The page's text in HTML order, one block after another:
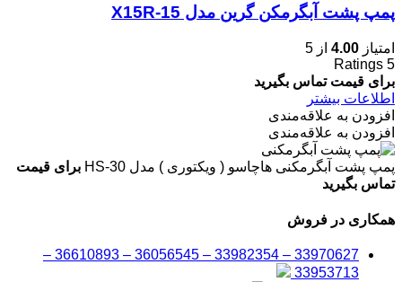
پمپ پشت آبگرمکن گرین مدل X15R-15
امتیاز 4.00 از 5
5
Ratings
برای قیمت تماس بگیرید
اطلاعات بیشتر
افزودن به علاقه‌مندی
افزودن به علاقه‌مندی
پمپ پشت آبگرمکنی هاچاسو ( ویکتوری ) مدل HS-30
برای قیمت
تماس بگیرید
همکاری در فروش
33970627 – 33982354 – 36056545 – 36610893 –
33953713